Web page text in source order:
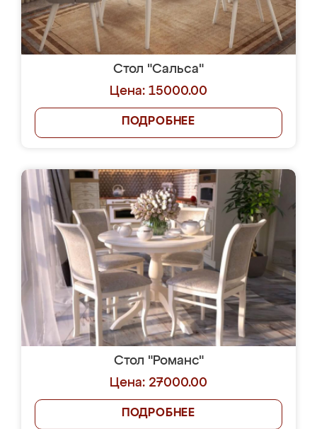
Стол "Сальса"
Цена: 15000.00
ПОДРОБНЕЕ
Стол "Романс"
Цена: 27000.00
ПОДРОБНЕЕ